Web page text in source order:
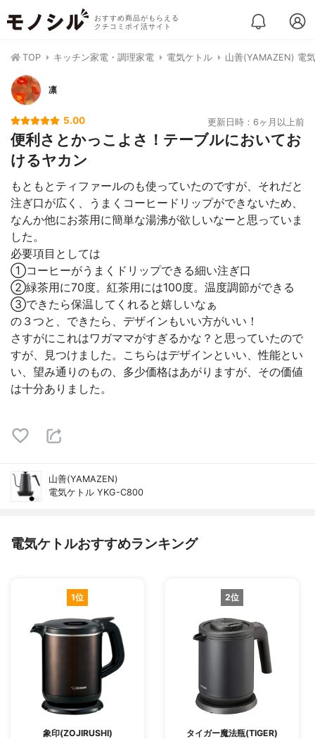
おすすめ商品がもらえる
クチコミポイ活サイト
TOP キッチン家電・調理家電 電気ケトル 山善(YAMAZEN) 電
凛
5.00 更新日時：6ヶ月以上前
便利さとかっこよさ！テーブルにおいてお
けるヤカン
もともとティファールのも使っていたのですが、それだと
注ぎ口が広く、うまくコーヒードリップができないため、
なんか他にお茶用に簡単な湯沸が欲しいなーと思っていま
した。
必要項目としては
①コーヒーがうまくドリップできる細い注ぎ口
②緑茶用に70度。紅茶用には100度。温度調節ができる
③できたら保温してくれると嬉しいなぁ
の３つと、できたら、デザインもいい方がいい！
さすがにこれはワガママがすぎるかな？と思っていたので
すが、見つけました。こちらはデザインといい、性能とい
い、望み通りのもの、多少価格はあがりますが、その価値
は十分ありました。
山善(YAMAZEN)
電気ケトル YKG-C800
電気ケトルおすすめランキング
1位
象印(ZOJIRUSHI)
2位
タイガー魔法瓶(TIGER)